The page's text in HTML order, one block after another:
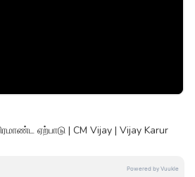
ஏற்பாடு | CM Vijay | Vijay Karur